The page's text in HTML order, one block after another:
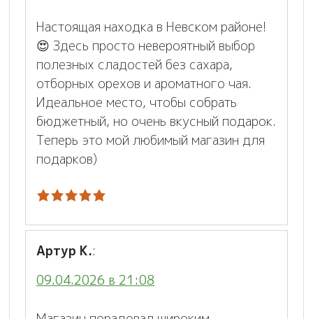
Настоящая находка в Невском районе!
😍 Здесь просто невероятный выбор
полезных сладостей без сахара,
отборных орехов и ароматного чая.
Идеальное место, чтобы собрать
бюджетный, но очень вкусный подарок.
Теперь это мой любимый магазин для
подарков)
Артур К.:
09.04.2026 в 21:08